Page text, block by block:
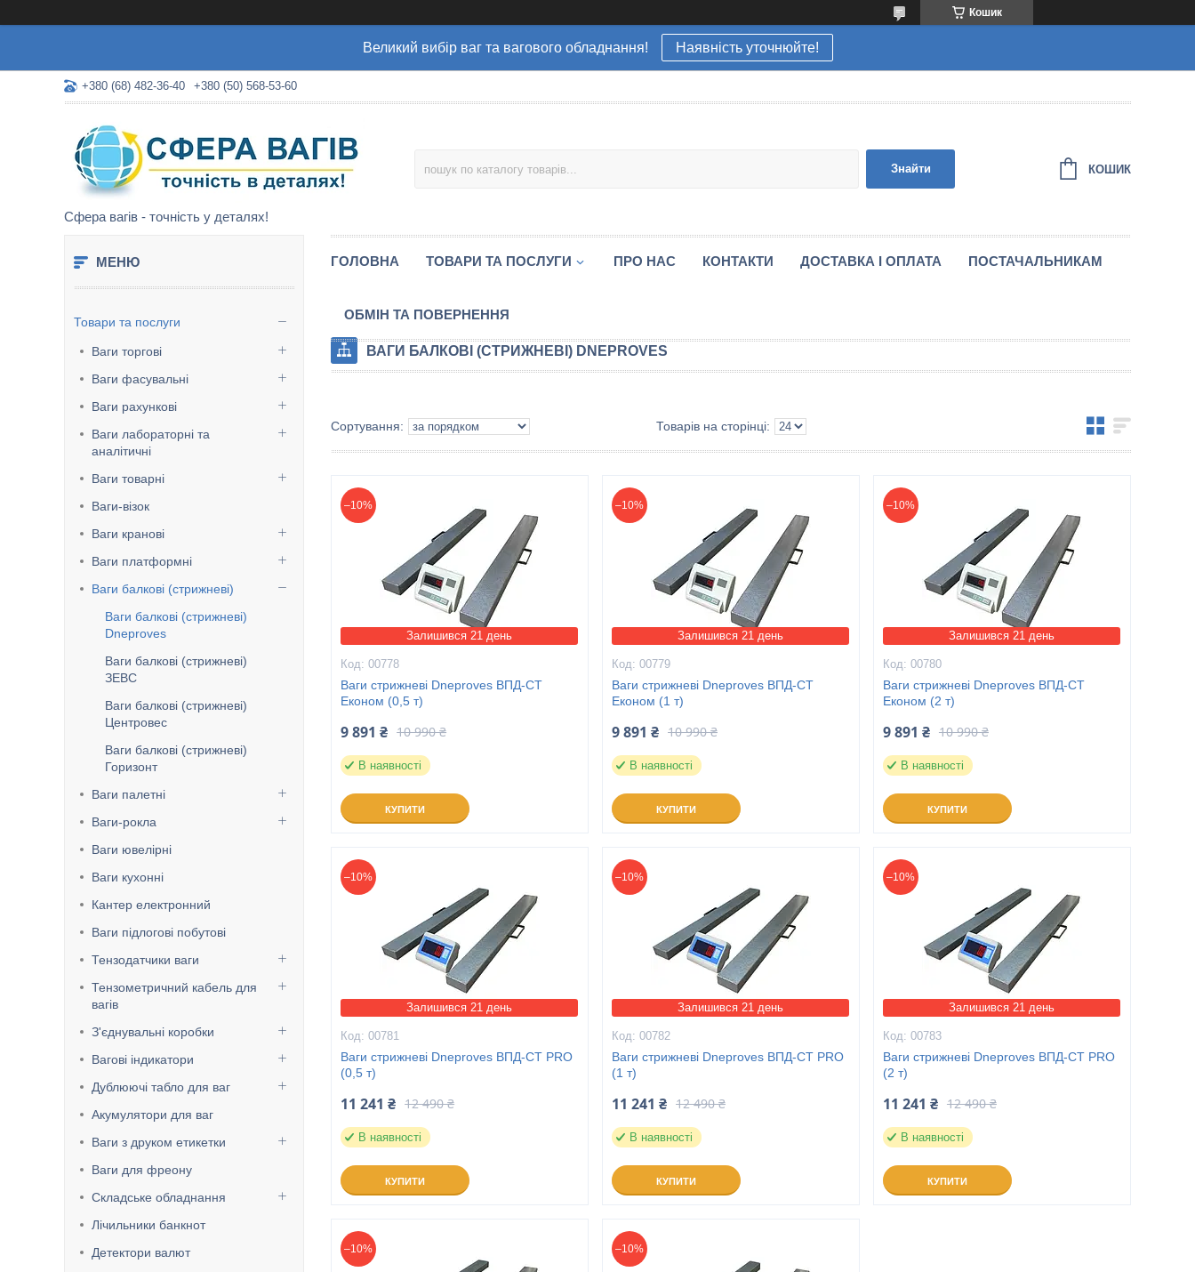
Кошик
Великий вибір ваг та вагового обладнання! Наявність уточнюйте!
+380 (68) 482-36-40 +380 (50) 568-53-60
Сфера вагів - точність у деталях!
Знайти КОШИК
Товари та послуги
Ваги торгові
Ваги фасувальні
Ваги рахункові
Ваги лабораторні та
аналітичні
Ваги товарні
Ваги-візок
Ваги кранові
Ваги платформні
Ваги балкові (стрижневі)
Ваги балкові (стрижневі)
Dneproves
Ваги балкові (стрижневі)
ЗЕВС
Ваги балкові (стрижневі)
Центровес
Ваги балкові (стрижневі)
Горизонт
Ваги палетні
Ваги-рокла
Ваги ювелірні
Ваги кухонні
Кантер електронний
Ваги підлогові побутові
Тензодатчики ваги
Тензометричний кабель для
вагів
З'єднувальні коробки
Вагові індикатори
Дублюючі табло для ваг
Акумулятори для ваг
Ваги з друком етикетки
Ваги для фреону
Складське обладнання
Лічильники банкнот
Детектори валют
ГОЛОВНА ТОВАРИ ТА ПОСЛУГИ ПРО НАС КОНТАКТИ ДОСТАВКА І ОПЛАТА ПОСТАЧАЛЬНИКАМ
ОБМІН ТА ПОВЕРНЕННЯ
ВАГИ БАЛКОВІ (СТРИЖНЕВІ) DNEPROVES
–10%
Залишився 21 день
00778
Ваги стрижневі Dneproves ВПД-СТ
Економ (0,5 т)
9 891 ₴ 10 990 ₴
В наявності
КУПИТИ
–10%
Залишився 21 день
00779
Ваги стрижневі Dneproves ВПД-СТ
Економ (1 т)
9 891 ₴ 10 990 ₴
В наявності
КУПИТИ
–10%
Залишився 21 день
00780
Ваги стрижневі Dneproves ВПД-СТ
Економ (2 т)
9 891 ₴ 10 990 ₴
В наявності
КУПИТИ
–10%
Залишився 21 день
00781
Ваги стрижневі Dneproves ВПД-СТ PRO
(0,5 т)
11 241 ₴ 12 490 ₴
В наявності
КУПИТИ
–10%
Залишився 21 день
00782
Ваги стрижневі Dneproves ВПД-СТ PRO
(1 т)
11 241 ₴ 12 490 ₴
В наявності
КУПИТИ
–10%
Залишився 21 день
00783
Ваги стрижневі Dneproves ВПД-СТ PRO
(2 т)
11 241 ₴ 12 490 ₴
В наявності
КУПИТИ
–10% –10%